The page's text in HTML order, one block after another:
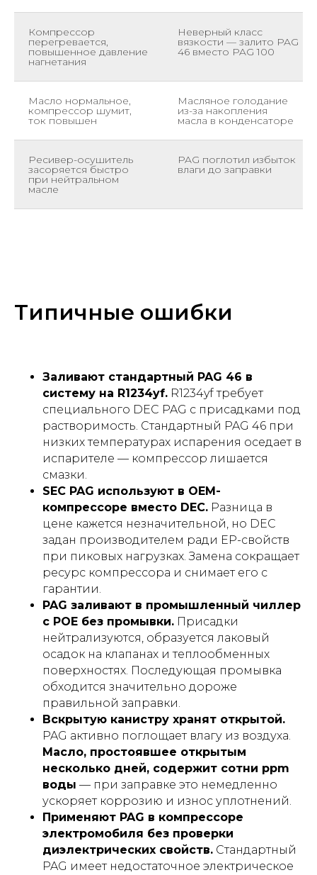
Компрессор
перегревается,
повышенное давление
нагнетания
Неверный класс
вязкости — залито PAG
46 вместо PAG 100
Масло нормальное,
компрессор шумит,
ток повышен
Масляное голодание
из-за накопления
масла в конденсаторе
Ресивер-осушитель
засоряется быстро
при нейтральном
масле
PAG поглотил избыток
влаги до заправки
Типичные ошибки
Заливают стандартный PAG 46 в
систему на R1234yf. R1234yf требует
специального DEC PAG с присадками под
растворимость. Стандартный PAG 46 при
низких температурах испарения оседает в
испарителе — компрессор лишается
смазки.
SEC PAG используют в OEM-
компрессоре вместо DEC. Разница в
цене кажется незначительной, но DEC
задан производителем ради EP-свойств
при пиковых нагрузках. Замена сокращает
ресурс компрессора и снимает его с
гарантии.
PAG заливают в промышленный чиллер
с POE без промывки. Присадки
нейтрализуются, образуется лаковый
осадок на клапанах и теплообменных
поверхностях. Последующая промывка
обходится значительно дороже
правильной заправки.
Вскрытую канистру хранят открытой.
PAG активно поглощает влагу из воздуха.
Масло, простоявшее открытым
несколько дней, содержит сотни ppm
воды — при заправке это немедленно
ускоряет коррозию и износ уплотнений.
Применяют PAG в компрессоре
электромобиля без проверки
диэлектрических свойств. Стандартный
PAG имеет недостаточное электрическое